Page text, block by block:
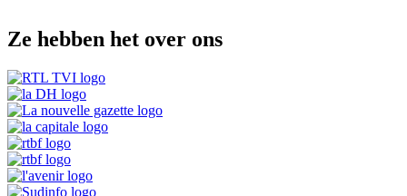
Ze hebben het over ons